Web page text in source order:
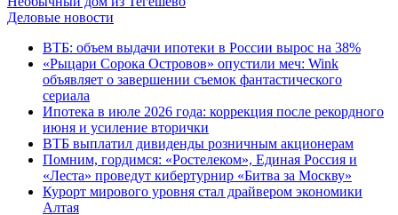
Деловые новости
ВТБ: объем выдачи ипотеки в России вырос на 38%
«Рыцари Сорока Островов» опустили меч: Wink
объявляет о завершении съемок фантастического
сериала
Ипотека в июле 2026 года: коррекция после рекордного
июня и усиление вторички
ВТБ выплатил дивиденды розничным акционерам
Помним, гордимся: «Ростелеком», Единая Россия и
«Леста» проведут кибертурнир «Битва за Москву»
Курорт мирового уровня стал драйвером экономики
Алтая